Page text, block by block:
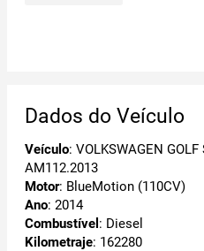
Dados do Veículo
Veículo: VOLKSWAGEN GOLF
AM112.2013
Motor: BlueMotion (110CV)
Ano: 2014
Combustível : Diesel
Kilometraje: 162280